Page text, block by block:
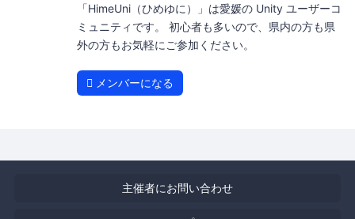
「HimeUni（ひめゆに）」は愛媛の Unity ユーザーコ
ミュニティです。 初心者も多いので、県内の方も県
外の方もお気軽にご参加ください。
メンバーになる
主催者にお問い合わせ